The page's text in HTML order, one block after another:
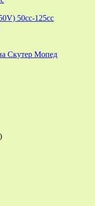
50cc-125cc
Скутер Мопед